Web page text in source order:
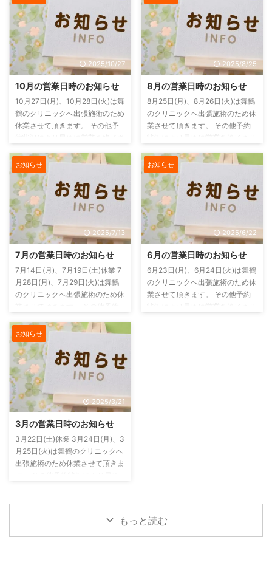
2025/10/27
10月の営業日時のお知らせ
10月27日(月)、10月28日(火)は舞
鶴のクリニックへ出張施術のため
休業させて頂きます。 その他予
ご予約の方はお早めにご連絡をお
願いいたします。 電話がつなが
らない場合もありますのでその場
合には、ご連絡はLINE または お
問い合わせフォーム からお願い
します。
2025/8/25
8月の営業日時のお知らせ
8月25日(月)、8月26日(火)は舞鶴
のクリニックへ出張施術のため休
業させて頂きます。 その他予約
予約の方はお早めにご連絡をお願
いいたします。 電話がつながら
ない場合もありますのでその場合
には、ご連絡はLINE または お問
い合わせフォーム からお願いし
ます。
お知らせ
2025/7/13
7月の営業日時のお知らせ
7月14日(月)、7月19日(土)休業 7
月28日(月)、7月29日(火)は舞鶴
のクリニックへ出張施術のため休
ていただく場合もありますのでご
予約の方はお早めにご連絡をお願
いいたします。 電話がつながら
ない場合もありますのでその場合
には、ご連絡はLINE または お問
い合わせフォーム からお願いし
ます。
お知らせ
2025/6/22
6月の営業日時のお知らせ
6月23日(月)、6月24日(火)は舞鶴
のクリニックへ出張施術のため休
業させて頂きます。 その他予約
お知らせ
2025/3/21
3月の営業日時のお知らせ
3月22日(土)休業 3月24日(月)、3
月25日(火)は舞鶴のクリニックへ
出張施術のため休業させて頂きま
電話がつながらない場合もありま
すのでその場合には、ご連絡は
もっと読む